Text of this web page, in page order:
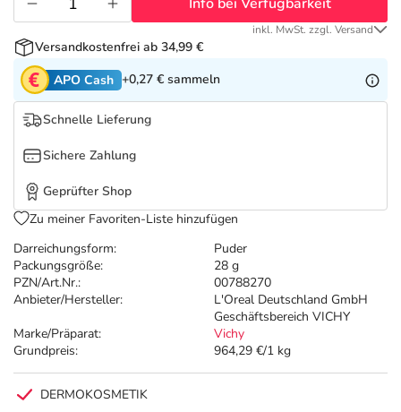
Tierapotheke
Vitamine & Mineralstoffe
Marken
Salus Deals
Darreichungsform:
Puder
Packungsgröße:
28 g
PZN/Art.Nr.:
00788270
Anbieter/Hersteller:
L'Oreal Deutschland GmbH
Geschäftsbereich VICHY
Marke/Präparat:
Vichy
Grundpreis:
964,29 €/1 kg
inkl. MwSt. zzgl. Versand
Versandkostenfrei ab 34,99 €
APO Cash +0,27 € sammeln
Schnelle Lieferung
Sichere Zahlung
Geprüfter Shop
Zu meiner Favoriten-Liste hinzufügen
DERMOKOSMETIK